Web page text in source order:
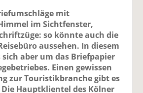
mit
im Sichtfenster,
so könnte auch die
aussehen. In diesem
aber um das Briefpapier
Einen gewissen
zur Touristikbranche gibt es
Hauptklientel des Kölner